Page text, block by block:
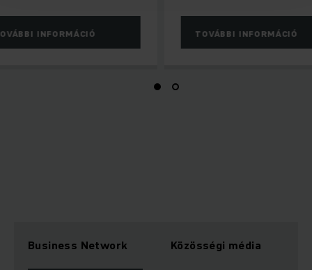
TOVÁBBI INFORMÁCIÓ TOVÁBBI
Business Network Közösségi média